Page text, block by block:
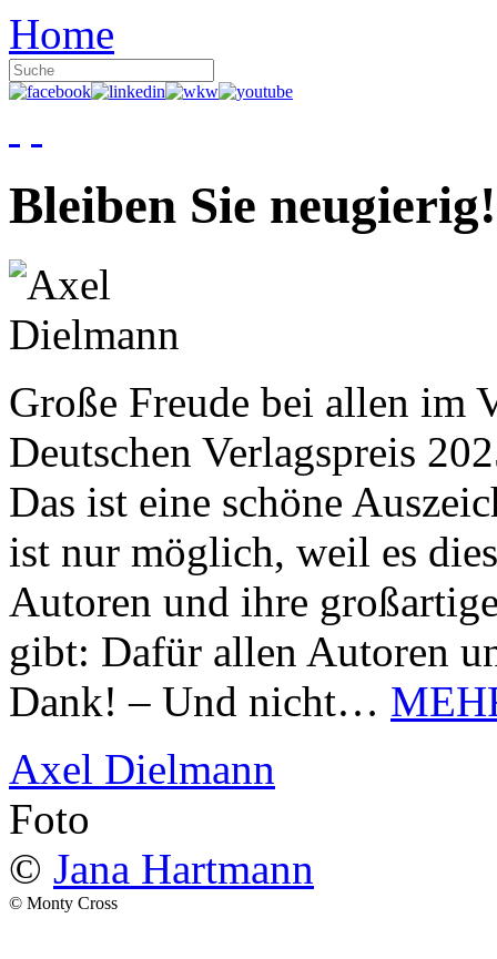
Home
Bleiben Sie neugierig!
Große Freude bei allen im
Deutschen Verlagspreis
Das ist eine schöne
ist nur möglich, weil es
Autoren und ihre
gibt: Dafür allen Autoren
Dank! – Und nicht…
Axel Dielmann
Foto
© Jana Hartmann
© Monty Cross